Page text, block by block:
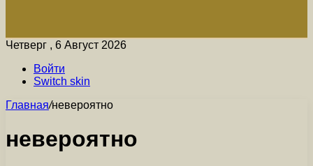
Четверг , 6 Август 2026
Войти
Switch skin
Главная/невероятно
невероятно